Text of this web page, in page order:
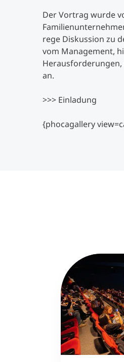
Der Vortrag wurde
rege Diskussion zu
vom Management,
an.
>>> Einladung
{phocagallery